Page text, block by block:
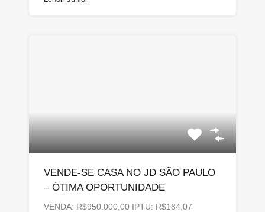
VENDE-SE CASA NO JD SÃO PAULO
– ÓTIMA OPORTUNIDADE
VENDA: R$950.000,00 IPTU: R$184,07